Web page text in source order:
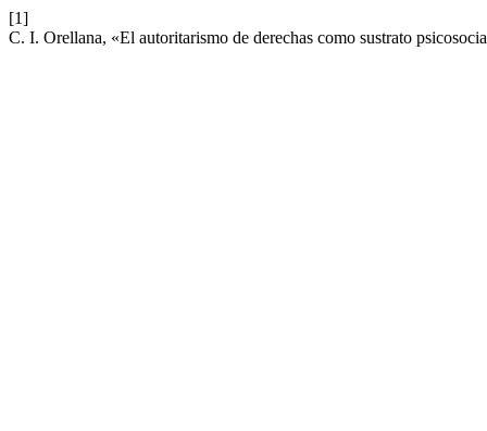
[1]
C. I. Orellana, «El autoritarismo de derechas como sustrato